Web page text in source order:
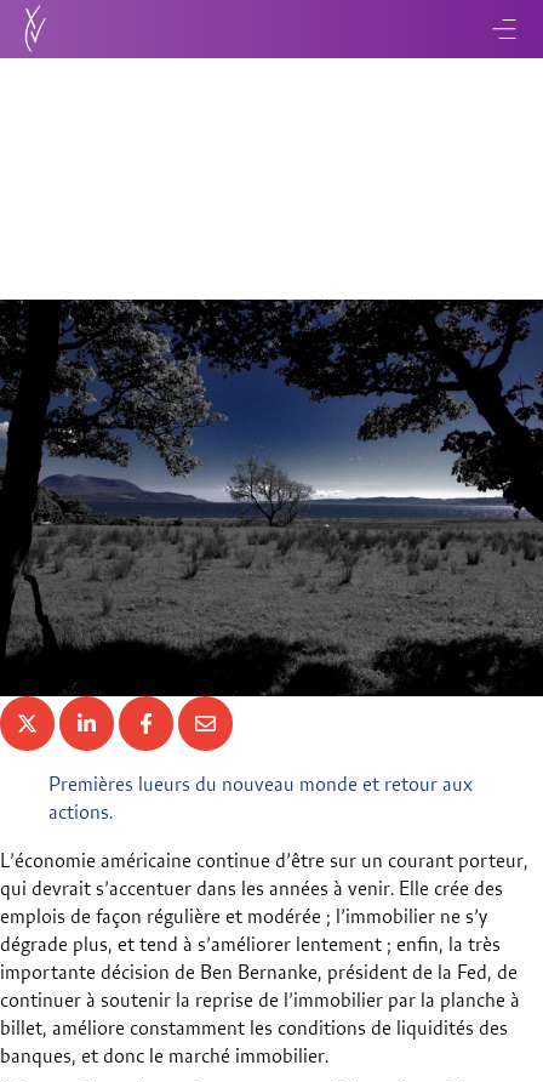
Premières lueurs du nouveau monde et retour aux
actions.
L’économie américaine continue d’être sur un courant porteur,
qui devrait s’accentuer dans les années à venir. Elle crée des
emplois de façon régulière et modérée ; l’immobilier ne s’y
dégrade plus, et tend à s’améliorer lentement ; enfin, la très
importante décision de Ben Bernanke, président de la Fed, de
continuer à soutenir la reprise de l’immobilier par la planche à
billet, améliore constamment les conditions de liquidités des
banques, et donc le marché immobilier.